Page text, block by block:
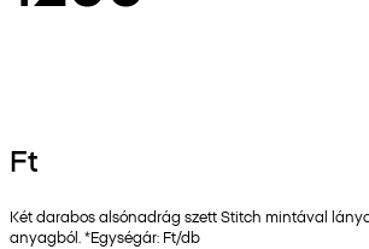
Ft
Két darabos alsónadrág szett Stitch mintával
anyagból. *Egységár: Ft/db